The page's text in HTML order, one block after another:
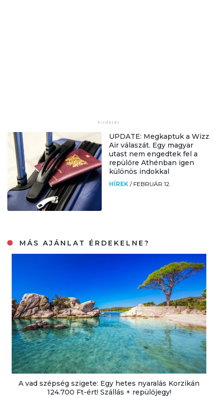
UPDATE: Megkaptuk a Wizz
Air válaszát. Egy magyar
utast nem engedtek fel a
repülőre Athénban igen
különös indokkal
HÍREK / FEBRUÁR 12.
MÁS AJÁNLAT ÉRDEKELNE?
A vad szépség szigete: Egy hetes nyaralás Korzikán
124.700 Ft-ért! Szállás + repülőjegy!